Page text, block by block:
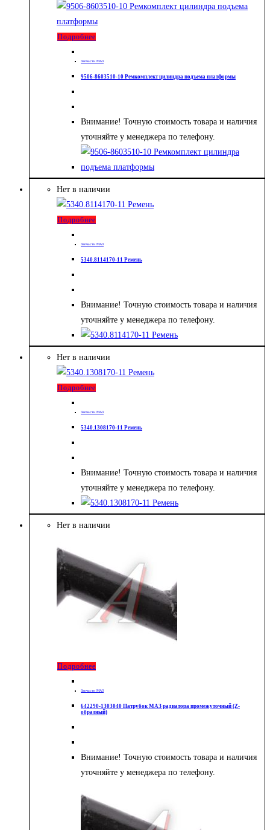
Подробнее
Запчасти МАЗ
9506-8603510-10 Ремкомплект цилиндра подъема платформы
Внимание! Точную стоимость товара и наличия
уточняйте у менеджера по телефону.
Нет в наличии
Подробнее
Запчасти МАЗ
5340.8114170-11 Ремень
Внимание! Точную стоимость товара и наличия
уточняйте у менеджера по телефону.
Нет в наличии
Подробнее
Запчасти МАЗ
5340.1308170-11 Ремень
Внимание! Точную стоимость товара и наличия
уточняйте у менеджера по телефону.
Нет в наличии
Подробнее
Запчасти МАЗ
642290-1303040 Патрубок МАЗ радиатора промежуточный (Z-
образный)
Внимание! Точную стоимость товара и наличия
уточняйте у менеджера по телефону.